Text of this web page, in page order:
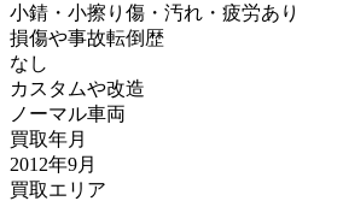
小錆・小擦り傷・汚れ・疲労あり
損傷や事故転倒歴
なし
カスタムや改造
ノーマル車両
買取年月
2012年9月
買取エリア